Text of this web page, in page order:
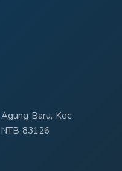
Baru, Kec.
83126